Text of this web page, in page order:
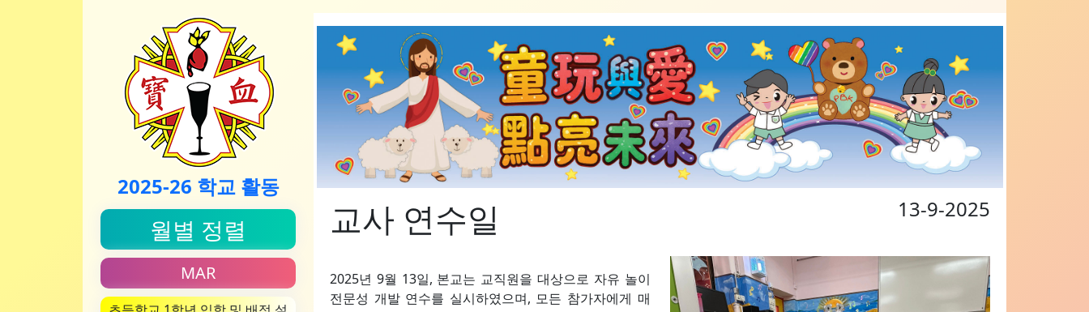
2025-26 학교 활동
월별 정렬
MAR
13-9-2025
교사 연수일
2025년 9월 13일, 본교는 교직원을 대상으로 자유 놀이
전문성 개발 연수를 실시하였으며, 모든 참가자에게 매